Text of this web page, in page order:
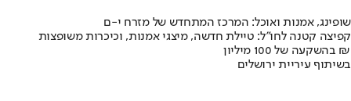
שופינג, אמנות ואוכל: המרכז המתחדש של מזרח י-ם
קפיצה קטנה לחו"ל: טיילת חדשה, מיצגי אמנות, וכיכרות משופצות
בהשקעה של 100 מיליון ₪
בשיתוף עיריית ירושלים